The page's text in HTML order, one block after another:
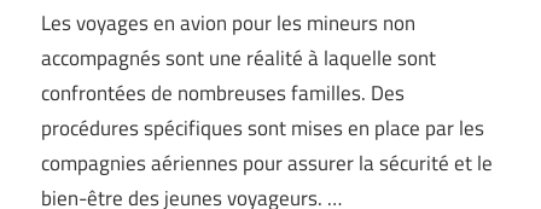
Les voyages en avion pour les mineurs non
accompagnés sont une réalité à laquelle sont
confrontées de nombreuses familles. Des
procédures spécifiques sont mises en place par les
compagnies aériennes pour assurer la sécurité et le
bien-être des jeunes voyageurs. …